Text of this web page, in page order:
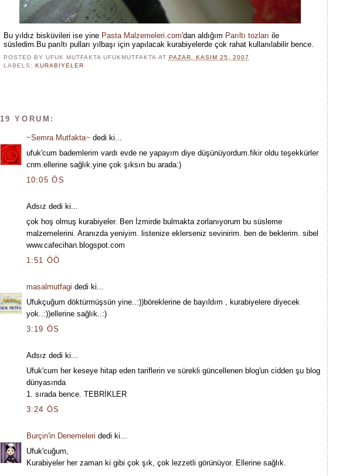
Bu yıldız bisküvileri ise yine Pasta Malzemeleri.com'dan aldığım Parıltı tozları ile
süsledim.Bu parıltı pulları yılbaşı için yapılacak kurabiyelerde çok rahat kullanılabilir bence.
POSTED BY UFUK MUTFAKTAUFUKMUTFAKTA AT PAZAR, KASIM 25, 2007
LABELS:KURABIYELER
19 YORUM:
~Semra Mutfakta~ dedi ki...
ufuk'cum bademlerim vardı evde ne yapayım diye düşünüyordum.fikir oldu teşekkürler
cnm.ellerine sağlık.yine çok şıksın bu arada:)
10:05 ÖS
Adsız dedi ki...
çok hoş olmuş kurabiyeler. Ben İzmirde bulmakta zorlanıyorum bu süsleme
malzemelerini. Aranızda yeniyim. listenize eklerseniz sevinirim. ben de beklerim. sibel
www.cafecihan.blogspot.com
1:51 ÖÖ
masalmutfagi dedi ki...
Ufukçuğum döktürmüşsün yine..:))böreklerine de bayıldım , kurabiyelere diyecek
yok..:))ellerine sağlık..:)
3:19 ÖS
Adsız dedi ki...
Ufuk'cum her keseye hitap eden tariflerin ve sürekli güncellenen blog'un cidden şu blog
dünyasında
1. sırada bence. TEBRİKLER
3:24 ÖS
Burçin'in Denemeleri dedi ki...
Ufuk'cuğum,
Kurabiyeler her zaman ki gibi çok şık, çok lezzetli görünüyor. Ellerine sağlık.